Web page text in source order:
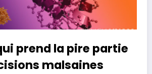
prend la pire partie
malsaines